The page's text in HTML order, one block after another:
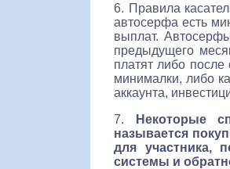
6. Правила
автосерфа есть
выплат.
предыдущего
платят либо
минималки, либо
аккаунта,
7.
Некоторые
называется
для участника,
системы и